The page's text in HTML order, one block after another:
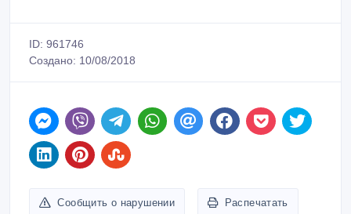
ID: 961746
Создано: 10/08/2018
Сообщить о нарушении Распечатать